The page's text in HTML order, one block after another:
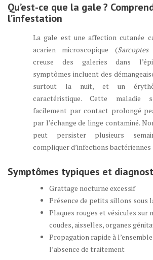
Qu’est-ce que la gale ?
l’infestation
La gale est une affection cutanée
acarien microscopique (Sarcoptes
creuse des galeries dans
symptômes incluent des
surtout la nuit, et un
caractéristique. Cette maladie
facilement par contact prolongé
par l’échange de linge contaminé.
peut persister plusieurs
compliquer d’infections bactériennes
Symptômes typiques et
Grattage nocturne excessif
Présence de petits sillons sous
Plaques rouges et vésicules sur
coudes, aisselles, organes
Propagation rapide à
l’absence de traitement